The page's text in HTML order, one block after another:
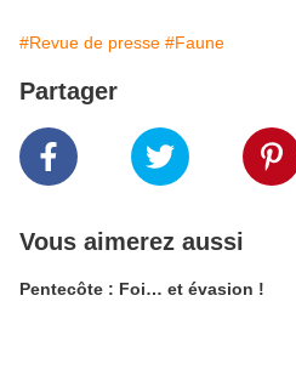
#Revue de presse #Faune
Partager
Vous aimerez aussi
Pentecôte : Foi… et évasion !